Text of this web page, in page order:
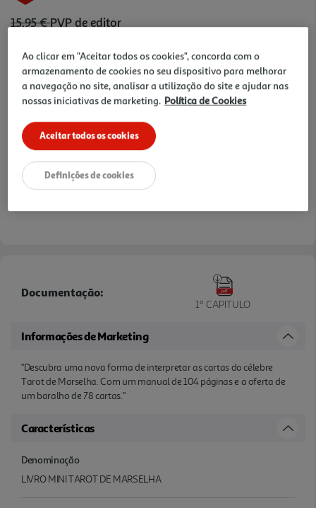
15,95 €PVP de editor
Notas de preparação
Documentação:
1º CAPITULO
Informações de Marketing
"Descubra uma nova forma de interpretar as cartas do célebre
Tarot de Marselha. Com um manual de 104 páginas e a oferta de
um baralho de 78 cartas."
Características
Denominação
LIVRO MINI TAROT DE MARSELHA
Ao clicar em "Aceitar todos os cookies", concorda com o
armazenamento de cookies no seu dispositivo para melhorar
a navegação no site, analisar a utilização do site e ajudar nas
nossas iniciativas de marketing. Política de Cookies
Aceitar todos os cookies
Definições de cookies